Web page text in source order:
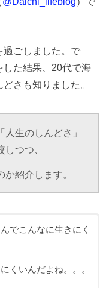
過ごしました。で
した結果、20代で海
さも知りました。
生のしんどさ」
つつ、
紹介します。
でこんなに生きにく
くいんだよね。。。